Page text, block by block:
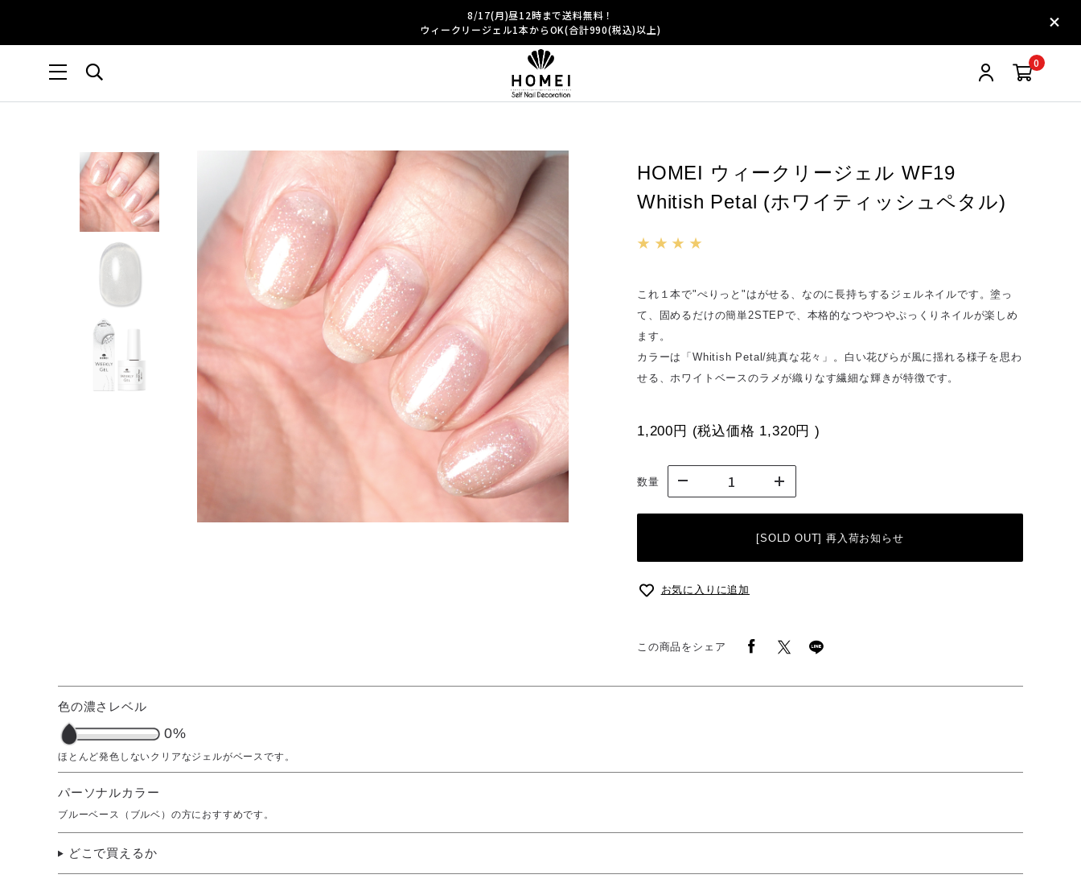
8/17(月)昼12時まで送料無料！
ウィークリージェル1本からOK(合計990(税込)以上)
0
HOMEI ウィークリージェル WF19
Whitish Petal (ホワイティッシュペタル)
★ ★ ★ ★
これ１本で"ぺりっと"はがせる、なのに長持ちするジェルネイルです。塗っ
て、固めるだけの簡単2STEPで、本格的なつやつやぷっくりネイルが楽しめ
ます。
カラーは「Whitish Petal/純真な花々」。白い花びらが風に揺れる様子を思わ
せる、ホワイトベースのラメが織りなす繊細な輝きが特徴です。
1,200円 (税込価格 1,320円 )
数量
[SOLD OUT] 再入荷お知らせ
お気に入りに追加
この商品をシェア
色の濃さレベル
0%
パーソナルカラー
ブルーベース（ブルベ）の方におすすめです。
どこで買えるか